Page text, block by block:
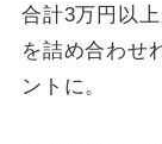
合計3万円以
を詰め合わせ
ントに。